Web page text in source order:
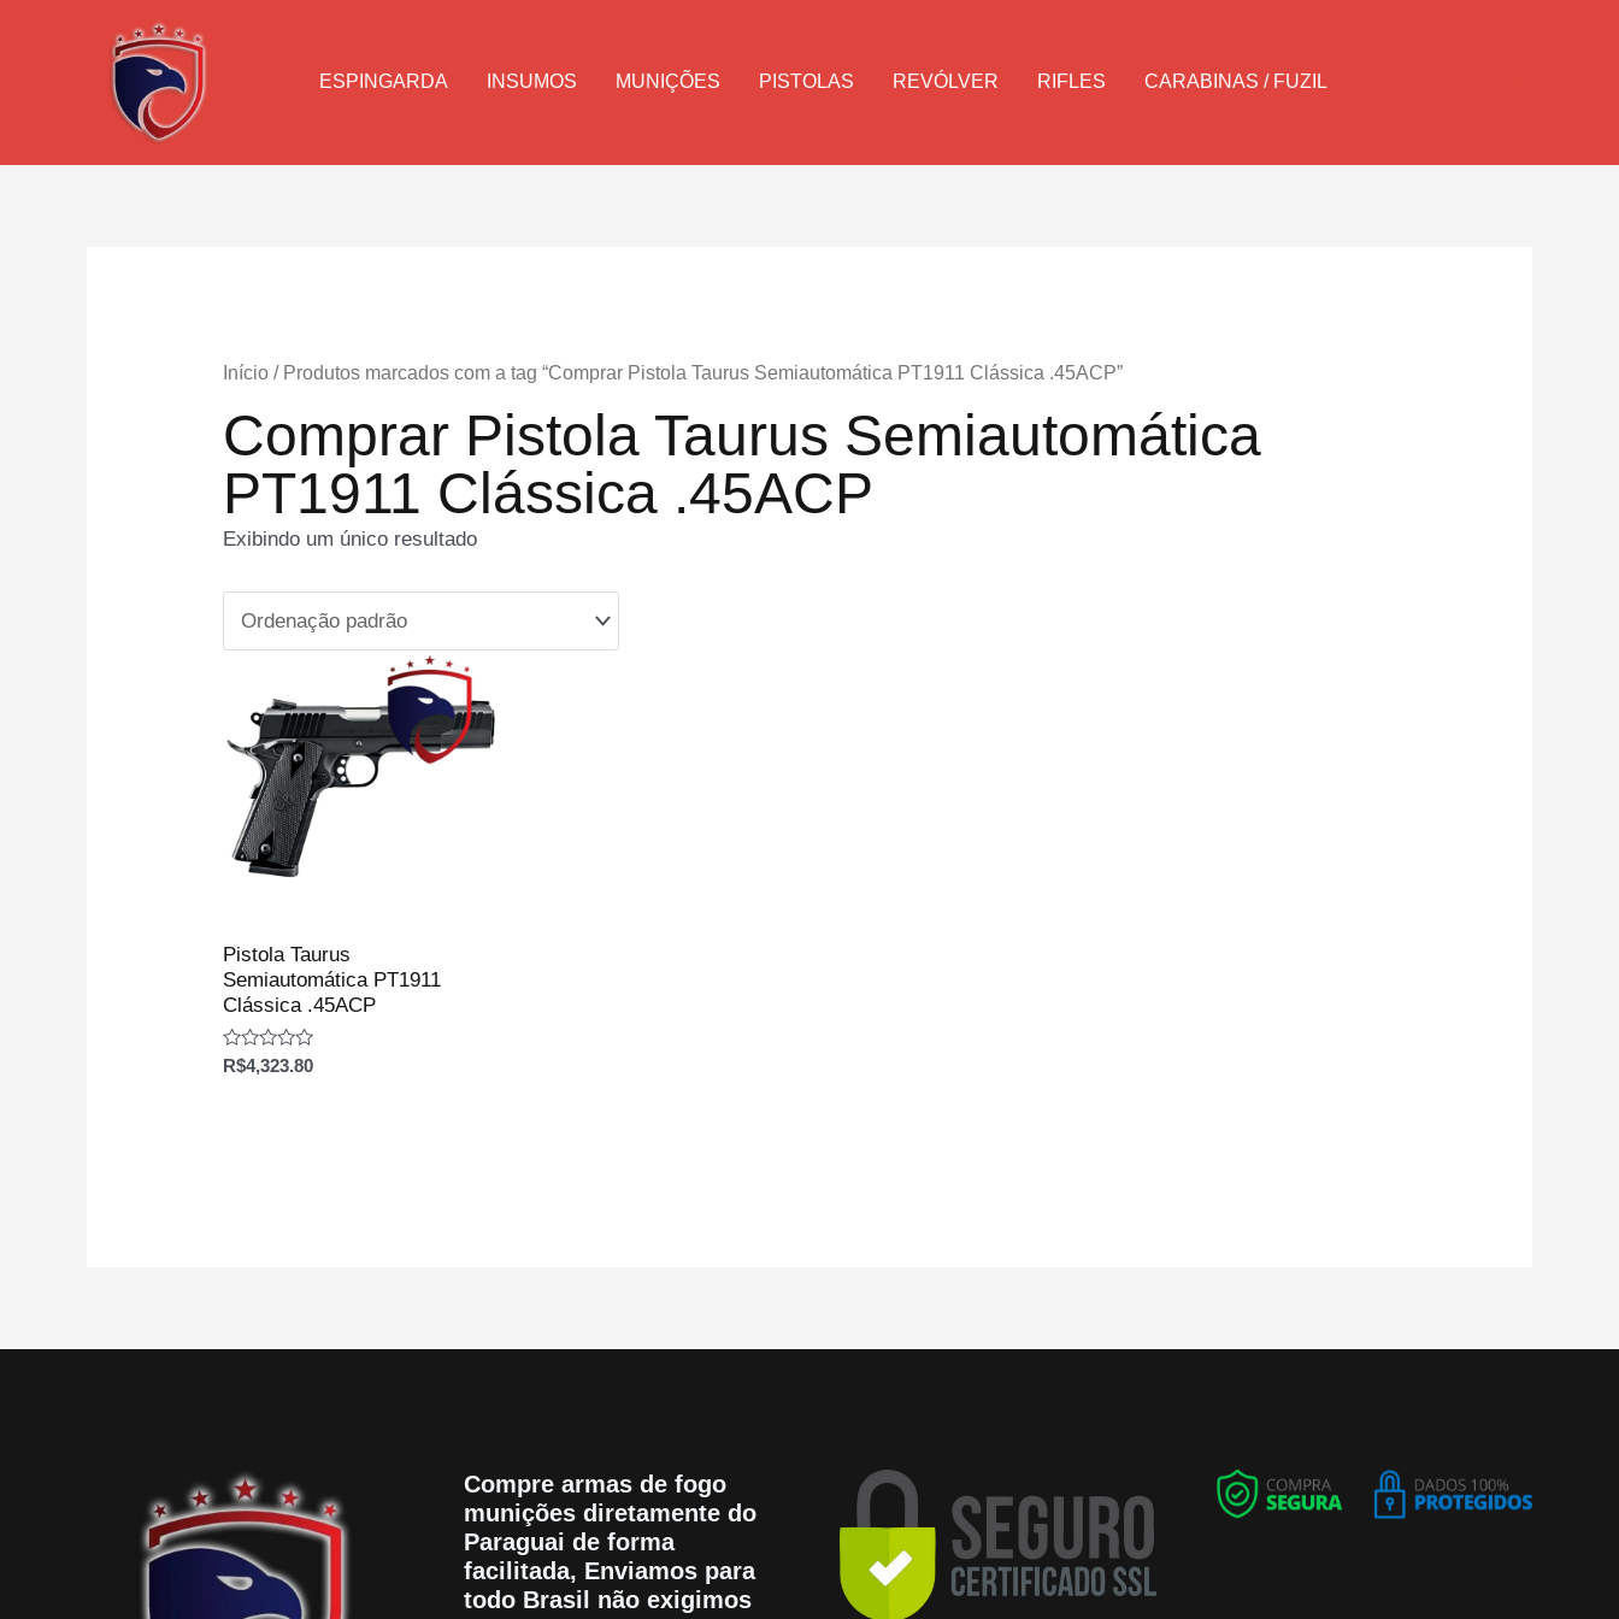
ESPINGARDA INSUMOS MUNIÇÕES PISTOLAS REVÓLVER RIFLES CARABINAS / FUZIL
Início / Produtos marcados com a tag “Comprar Pistola Taurus Semiautomática PT1911 Clássica .45ACP”
Comprar Pistola Taurus Semiautomática
PT1911 Clássica .45ACP
Exibindo um único resultado
Pistola Taurus
Semiautomática PT1911
Clássica .45ACP
Avaliação
R$4,323.80
Compre armas de fogo
munições diretamente do
Paraguai de forma
facilitada, Enviamos para
todo Brasil não exigimos